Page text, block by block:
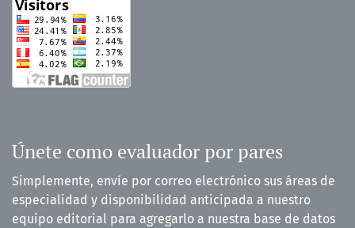
Únete como evaluador por pares
Simplemente, envíe por correo electrónico sus áreas de
especialidad y disponibilidad anticipada a nuestro
equipo editorial para agregarlo a nuestra base de datos